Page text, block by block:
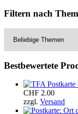
Filtern nach
Bestbewertete
CHF 2.00
zzgl. Versand